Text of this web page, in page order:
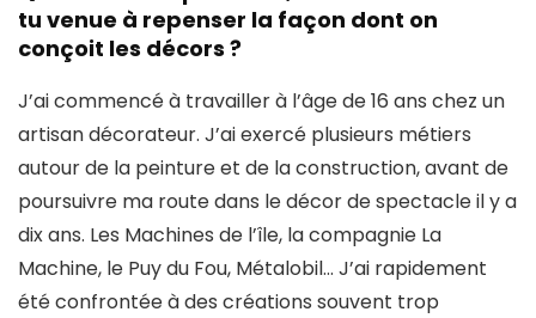
tu venue à repenser la façon dont on
conçoit les décors ?
J’ai commencé à travailler à l’âge de 16 ans chez un
artisan décorateur. J’ai exercé plusieurs métiers
autour de la peinture et de la construction, avant de
poursuivre ma route dans le décor de spectacle il y a
dix ans. Les Machines de l’île, la compagnie La
Machine, le Puy du Fou, Métalobil… J’ai rapidement
été confrontée à des créations souvent trop